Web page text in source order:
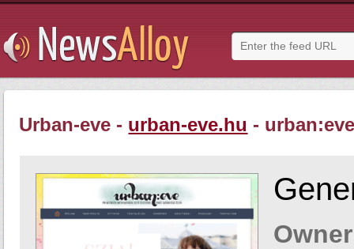
Urban-eve - urban-eve.hu -